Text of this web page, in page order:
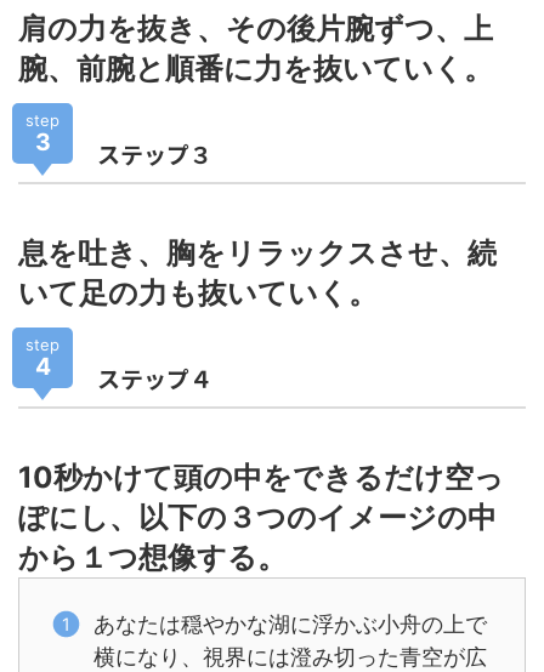
肩の力を抜き、その後片腕ずつ、上
腕、前腕と順番に力を抜いていく。
step
3 ステップ３
息を吐き、胸をリラックスさせ、続
いて足の力も抜いていく。
step
4 ステップ４
10秒かけて頭の中をできるだけ空っ
ぽにし、以下の３つのイメージの中
から１つ想像する。
あなたは穏やかな湖に浮かぶ小舟の上で
横になり、視界には澄み切った青空が広